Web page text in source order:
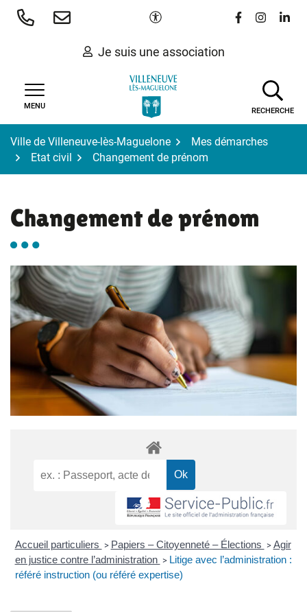
Aller
Paramètres d'accessibilité
Lien vers le
Lien vers
Lien
Je suis une association
MENU
RECHERCHE
Ville de Villeneuve-lès-Maguelone
Mes démarches
Etat civil
Changement de prénom
Changement de prénom
Accueil particuliers > Papiers – Citoyenneté – Élections > Agir
en justice contre l’administration > Litige avec l’administration :
référé instruction (ou référé expertise)